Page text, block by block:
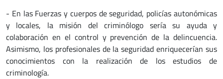
- En las Fuerzas y cuerpos de seguridad, policías autonómicas
y locales, la misión del criminólogo sería su ayuda y
colaboración en el control y prevención de la delincuencia.
Asimismo, los profesionales de la seguridad enriquecerían sus
conocimientos con la realización de los estudios de
criminología.